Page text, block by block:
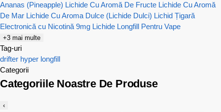
Ananas (Pineapple) Lichide Cu Aromă De Fructe Lichide Cu Aromă
De Mar Lichide Cu Aroma Dulce (Lichide Dulci) Lichid Țigară
Electronică cu Nicotină 9mg Lichide Longfill Pentru Vape
+3 mai multe
Tag-uri
drifter hyper longfill
Categorii
Categoriile Noastre De Produse
‹